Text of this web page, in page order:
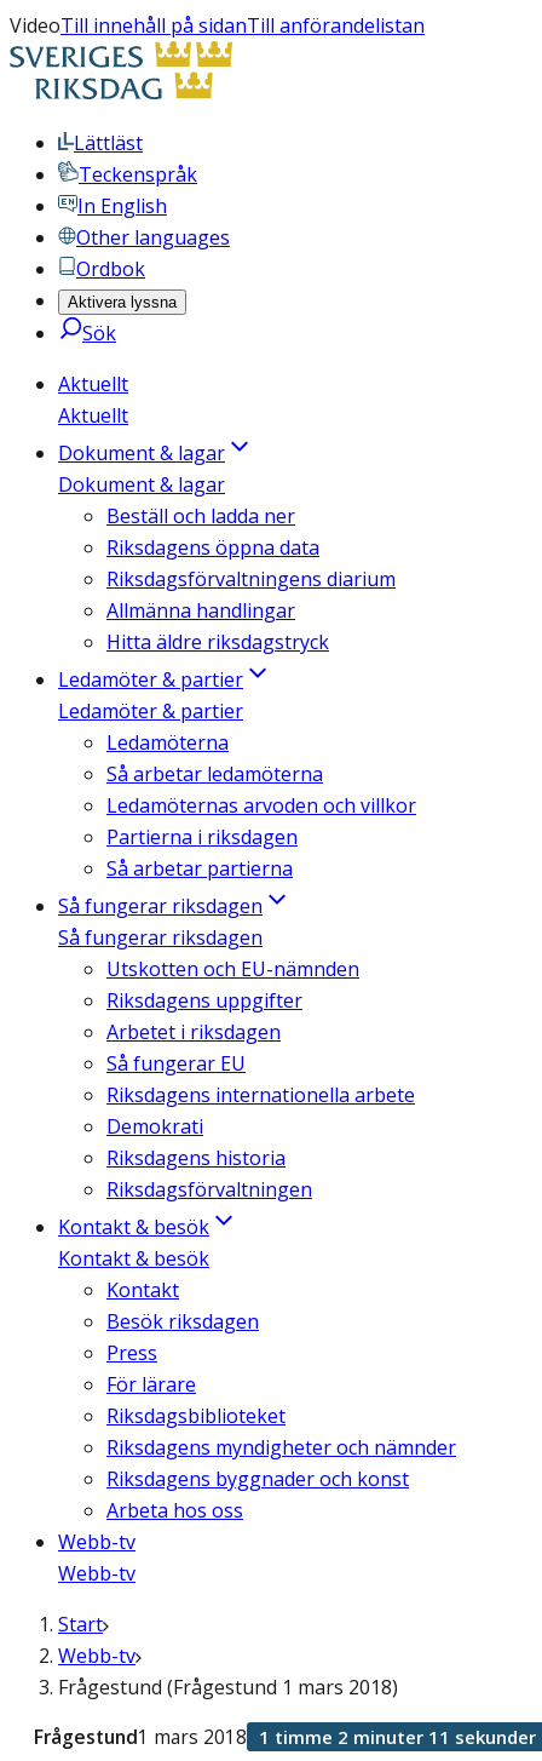
VideoTill innehåll på sidanTill anförandelistan
Lättläst
Teckenspråk
In English
Other languages
Ordbok
Aktivera lyssna
Sök
Aktuellt
Aktuellt
Dokument & lagar
Dokument & lagar
Beställ och ladda ner
Riksdagens öppna data
Riksdagsförvaltningens diarium
Allmänna handlingar
Hitta äldre riksdagstryck
Ledamöter & partier
Ledamöter & partier
Ledamöterna
Så arbetar ledamöterna
Ledamöternas arvoden och villkor
Partierna i riksdagen
Så arbetar partierna
Så fungerar riksdagen
Så fungerar riksdagen
Utskotten och EU-nämnden
Riksdagens uppgifter
Arbetet i riksdagen
Så fungerar EU
Riksdagens internationella arbete
Demokrati
Riksdagens historia
Riksdagsförvaltningen
Kontakt & besök
Kontakt & besök
Kontakt
Besök riksdagen
Press
För lärare
Riksdagsbiblioteket
Riksdagens myndigheter och nämnder
Riksdagens byggnader och konst
Arbeta hos oss
Webb-tv
Webb-tv
Start
Webb-tv
Frågestund (Frågestund 1 mars 2018)
Frågestund1 mars 2018 1 timme 2 minuter 11 sekunder